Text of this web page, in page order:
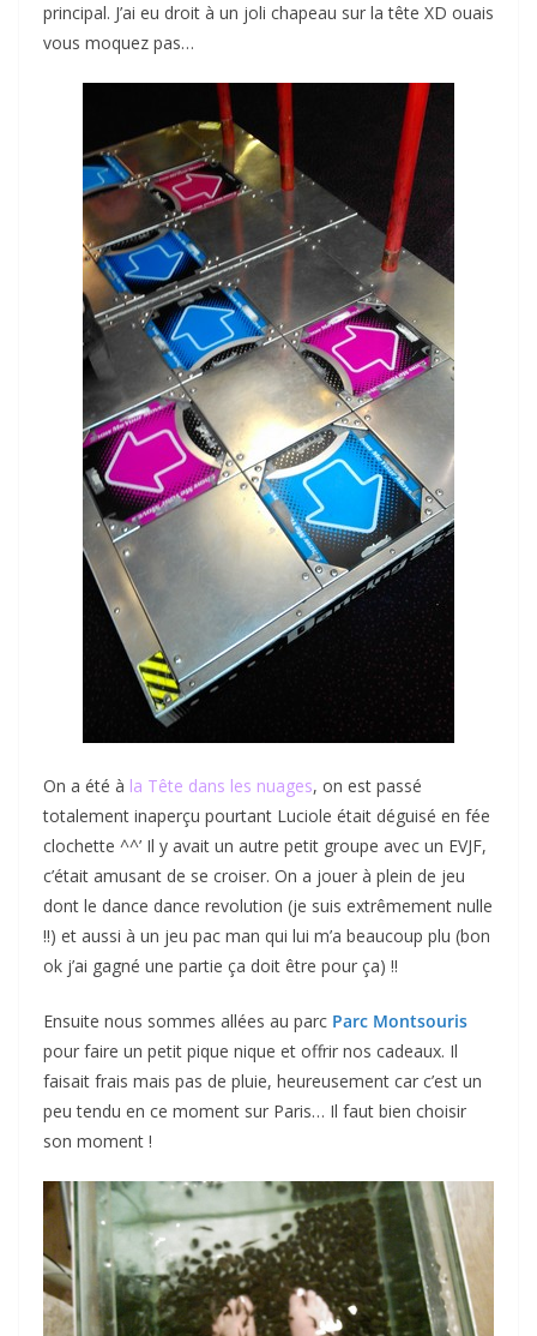
principal. J’ai eu droit à un joli chapeau sur la tête XD ouais
vous moquez pas…
On a été à la Tête dans les nuages, on est passé
totalement inaperçu pourtant Luciole était déguisé en fée
clochette ^^’ Il y avait un autre petit groupe avec un EVJF,
c’était amusant de se croiser. On a jouer à plein de jeu
dont le dance dance revolution (je suis extrêmement nulle
!!) et aussi à un jeu pac man qui lui m’a beaucoup plu (bon
ok j’ai gagné une partie ça doit être pour ça) !!
Ensuite nous sommes allées au parc Parc Montsouris
pour faire un petit pique nique et offrir nos cadeaux. Il
faisait frais mais pas de pluie, heureusement car c’est un
peu tendu en ce moment sur Paris… Il faut bien choisir
son moment !